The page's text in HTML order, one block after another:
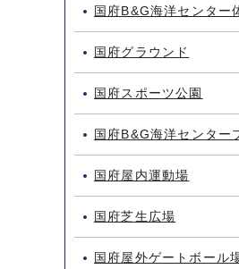
国府B&G海洋センター
国府グラウンド
国府スポーツ公園
国府B&G海洋センター
国府屋内運動場
国府芝生広場
国府屋外ゲートボール